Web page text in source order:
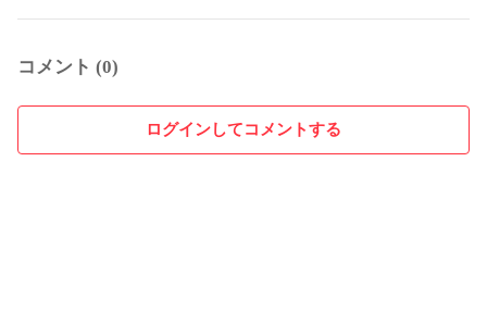
コメント (0)
ログインしてコメントする